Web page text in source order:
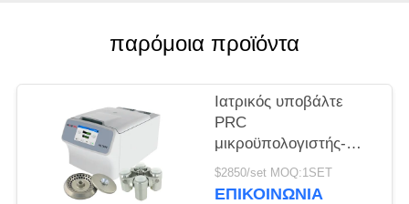
παρόμοια προϊόντα
Ιατρικός υποβάλτε
PRC
μικροϋπολογιστής-
σωλήνων H1750R σε
φυγοκέντρωση τη
$2850/set MOQ:1SET
ΕΠΙΚΟΙΝΩΝΊΑ